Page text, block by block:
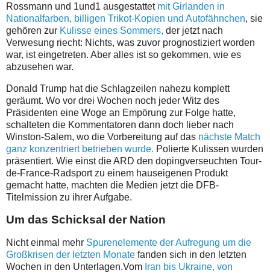
Rossmann und 1und1 ausgestattet mit Girlanden in
Nationalfarben, billigen Trikot-Kopien und Autofähnchen, sie
gehören zur Kulisse eines Sommers, der jetzt nach
Verwesung riecht: Nichts, was zuvor prognostiziert worden
war, ist eingetreten. Aber alles ist so gekommen, wie es
abzusehen war.
Donald Trump hat die Schlagzeilen nahezu komplett
geräumt. Wo vor drei Wochen noch jeder Witz des
Präsidenten eine Woge an Empörung zur Folge hatte,
schalteten die Kommentatoren dann doch lieber nach
Winston-Salem, wo die Vorbereitung auf das nächste Match
ganz konzentriert betrieben wurde. Polierte Kulissen wurden
präsentiert. Wie einst die ARD den dopingverseuchten Tour-
de-France-Radsport zu einem hauseigenen Produkt
gemacht hatte, machten die Medien jetzt die DFB-
Titelmission zu ihrer Aufgabe.
Um das Schicksal der Nation
Nicht einmal mehr Spurenelemente der Aufregung um die
Großkrisen der letzten Monate fanden sich in den letzten
Wochen in den Unterlagen.Vom Iran bis Ukraine, von